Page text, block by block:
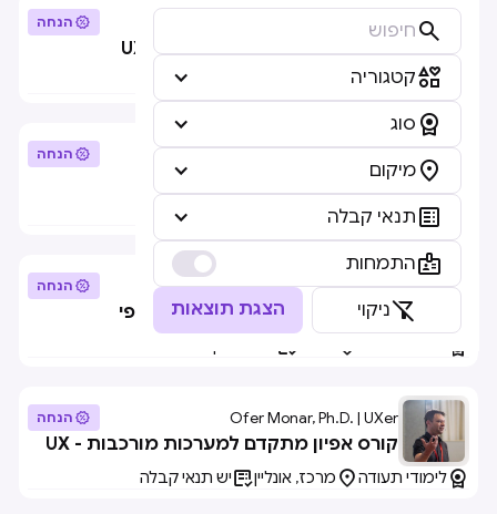

קטגוריה
 סוג
 מיקום
 תנאי קבלה
התמחות
ניקוי הצגת תוצאות
ux.ui.dan
 הנחה
קורס לייב למציאת עבודה ב-UX/UI
קורסאונליין
dmasters
 הנחה
קורס Figma
קורסאונלייןאין תנאי קבלה
draft
 הנחה
בית הספר לכתיבת UX ומיקרו-קופי



Ofer Monar, Ph.D. | UXer
 הנחה
קורס אפיון מתקדם למערכות מורכבות - UX
Architect
לימודי תעודה מרכז, אונלייןיש תנאי קבלה